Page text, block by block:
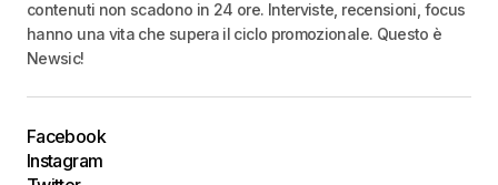
contenuti non scadono in 24 ore. Interviste, recensioni, focus
hanno una vita che supera il ciclo promozionale. Questo è
Newsic!
Facebook
Instagram